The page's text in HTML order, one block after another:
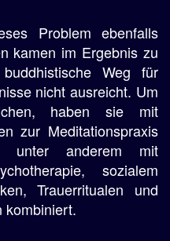
Problem ebenfalls
kamen im Ergebnis zu
Weg für
nicht ausreicht. Um
haben sie mit
zur Meditationspraxis
unter anderem mit
sozialem
Trauerritualen und
kombiniert.